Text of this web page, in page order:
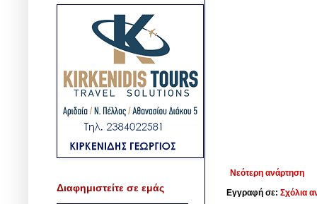
Νεότερη ανάρτηση
Εγγραφή σε: Σχόλια
Διαφημιστείτε σε εμάς